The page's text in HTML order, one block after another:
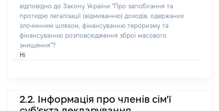
відповідно до Закону України "Про запобігання та
протидію легалізації (відмиванню) доходів, одержаних
злочинним шляхом, фінансуванню тероризму та
фінансуванню розповсюдження зброї масового
знищення"?
Ні
2.2. Інформація про членів сім'ї